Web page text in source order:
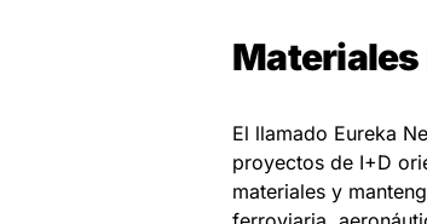
Materiales
El llamado Eureka
proyectos de I+D
materiales y